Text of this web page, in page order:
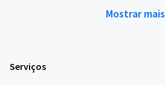
Mostrar mais
Serviços